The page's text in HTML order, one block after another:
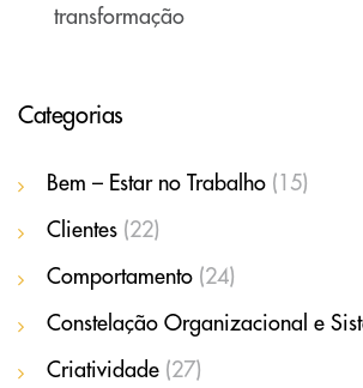
transformação
Categorias
Bem – Estar no Trabalho (15)
Clientes (22)
Comportamento (24)
Constelação Organizacional e
Criatividade (27)